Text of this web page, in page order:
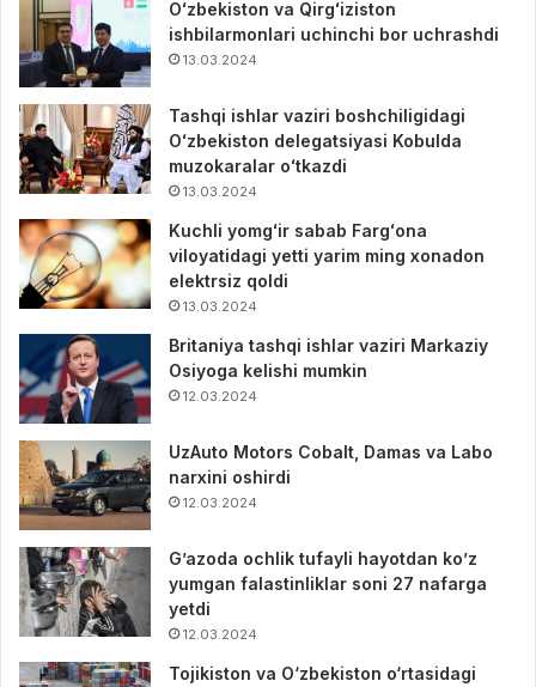
Oʻzbekiston va Qirgʻiziston
ishbilarmonlari uchinchi bor uchrashdi
13.03.2024
Tashqi ishlar vaziri boshchiligidagi
Oʻzbekiston delegatsiyasi Kobulda
muzokaralar oʻtkazdi
13.03.2024
Kuchli yomgʻir sabab Fargʻona
viloyatidagi yetti yarim ming xonadon
elektrsiz qoldi
13.03.2024
Britaniya tashqi ishlar vaziri Markaziy
Osiyoga kelishi mumkin
12.03.2024
UzAuto Motors Cobalt, Damas va Labo
narxini oshirdi
12.03.2024
G’azoda ochlik tufayli hayotdan ko’z
yumgan falastinliklar soni 27 nafarga
yetdi
12.03.2024
Tojikiston va O‘zbekiston o‘rtasidagi